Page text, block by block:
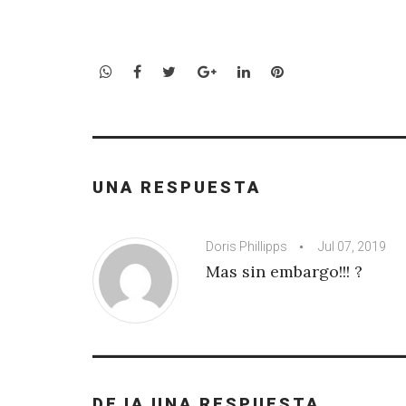
WhatsApp
Facebook
TwitterGoogle+LinkedInPinterest
UNA RESPUESTA
Doris Phillipps Jul 07, 2019
Mas sin embargo!!! ?